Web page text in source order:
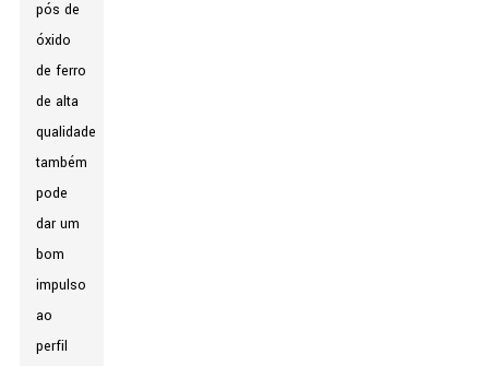
pós de
óxido
de ferro
de alta
qualidade
também
pode
dar um
bom
impulso
ao
perfil